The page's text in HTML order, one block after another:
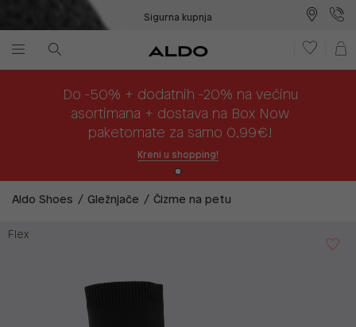
Sigurna kupnja
Do -50% + dodatnih -20% na većinu
asortimana + dostava na Box Now
paketomate za samo 0,99€!
Kreni u shopping!
Aldo Shoes Gležnjače Čizme na petu
Flex